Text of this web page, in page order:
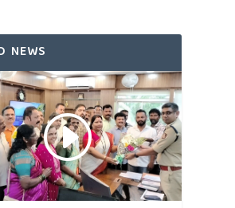
NEWS